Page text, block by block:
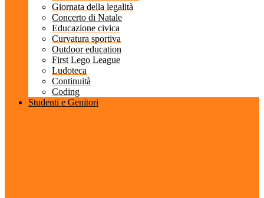
Giornata della legalità
Concerto di Natale
Educazione civica
Curvatura sportiva
Outdoor education
First Lego League
Ludoteca
Continuità
Coding
Studenti e Genitori